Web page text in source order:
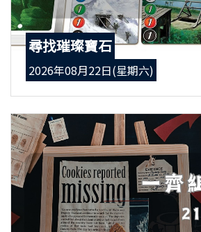
尋找璀璨寶石
2026年08月22日(星期六)